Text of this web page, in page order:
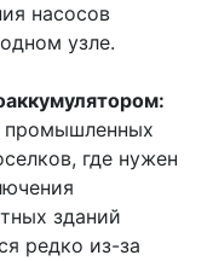
насосов
узле.
промышленных
где нужен
зданий
редко из-за